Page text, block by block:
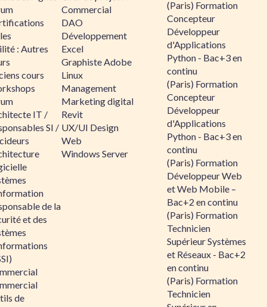
: Autres
cours
IT /
SI /
de la
et des
de
Commercial
DAO
Développement
Excel
Graphiste Adobe
Linux
Management
Marketing digital
Revit
UX/UI Design
Web
Windows Server
(Paris) Formation
Concepteur
Développeur
d'Applications
Python - Bac+3 en
continu
(Paris) Formation
Concepteur
Développeur
d'Applications
Python - Bac+3 en
continu
(Paris) Formation
Développeur Web
et Web Mobile –
Bac+2 en continu
(Paris) Formation
Technicien
Supérieur Systèmes
et Réseaux - Bac+2
en continu
(Paris) Formation
Technicien